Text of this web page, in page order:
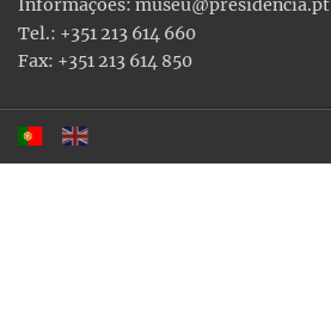
Informações: museu@presidencia.pt
Tel.: +351 213 614 660
Fax: +351 213 614 850